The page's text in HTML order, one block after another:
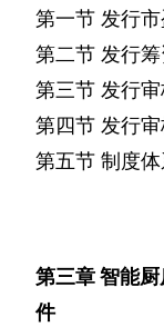
第一节 发行
第二节 发行
第三节 发行
第四节 发行
第五节 制度
第三章智能
件